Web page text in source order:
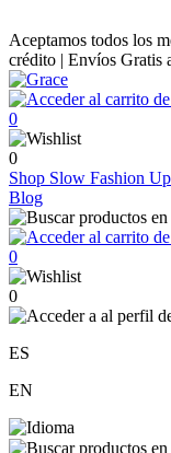
Aceptamos todos los
crédito | Envíos Gratis
0
0
Shop Slow Fashion
Blog
0
0
ES
EN